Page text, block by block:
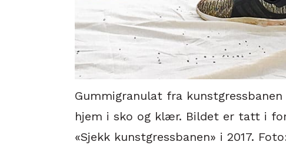
Gummigranulat fra
hjem i sko og klær. Bildet er tatt i
«Sjekk kunstgressbanen» i 2017.